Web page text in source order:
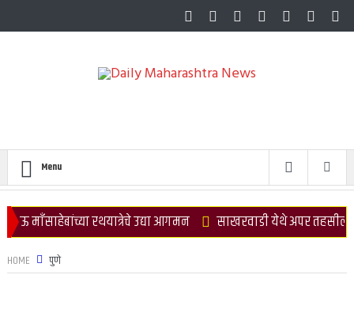
Menu
रथयात्रेचे उद्या आगमन साखरवाडी येथे अपर तहसीलदार कार्यालय सुरू
HOME पुणे